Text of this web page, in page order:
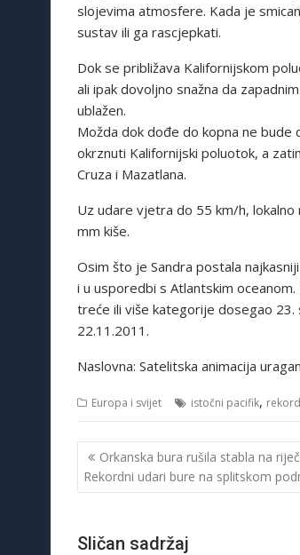
slojevima atmosfere. Kada je
sustav ili ga rascjepkati.
Dok se približava Kalifornijskom
ali ipak dovoljno snažna da
ublažen.
Možda dok dođe do kopna ne
okrznuti Kalifornijski poluotok, a
Cruza i Mazatlana.
Uz udare vjetra do 55 km/h,
mm kiše.
Osim što je Sandra postala
i u usporedbi s Atlantskim
treće ili više kategorije dosegao
22.11.2011.
Naslovna: Satelitska animacija
Europa i svijet istočni pacifik, rekord
Navigacija
objava
Orkanska bura rušila stabla na
Rekordni udari bure na splitskom
Sličan sadržaj